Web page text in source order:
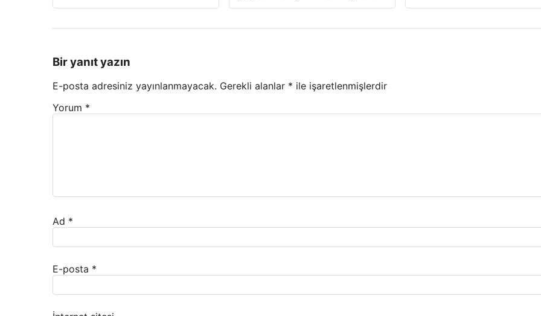
Bir yanıt yazın
E-posta adresiniz yayınlanmayacak. Gerekli alanlar * ile işaretlenmişlerdir
Yorum *
Ad *
E-posta *